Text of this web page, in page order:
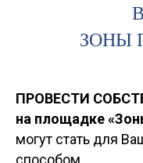
ЗОНЫ
ПРОВЕСТИ
на площадке
могут стать для
способом